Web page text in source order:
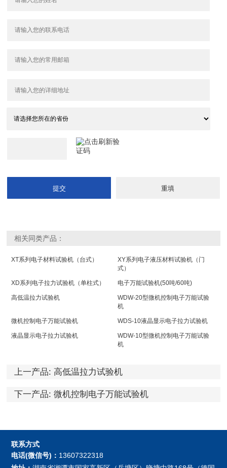
相关同类产品：
XT系列电子材料试验机（台式）
XY系列电子液压材料试验机（门
式）
XD系列电子拉力试验机（单柱式） 电子万能试验机(50吨/60吨)
高低温拉力试验机
WDW-20型微机控制电子万能试验
机
微机控制电子万能试验机 WDS-10液晶显示电子拉力试验机
液晶显示电子拉力试验机
WDW-10型微机控制电子万能试验
机
上一产品: 高低温拉力试验机
下一产品: 微机控制电子万能试验机
联系方式
电话(微信号)： 13607322318